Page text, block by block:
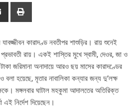
কারাদণ্ড নবতীপর শাশুড়ির। রায় শুনেই
রায়। একই শাস্তির মুখে স্বামী, দেওর, জা ও
জরিমানা অনাদায়ে আরও ছয় মাসের কারাদণ্ডের
বলা হয়েছে, মৃতার নাবালিকা কন্যার জন্য দু’লক্ষ
মঙ্গলবার ঘাটাল মহকুমা আদালতের অতিরিক্ত
নির্দেশ দিয়েছেন।